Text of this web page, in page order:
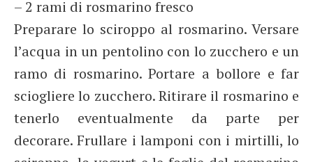
– 2 rami di rosmarino fresco
Preparare lo sciroppo al rosmarino. Versare
l’acqua in un pentolino con lo zucchero e un
ramo di rosmarino. Portare a bollore e far
sciogliere lo zucchero. Ritirare il rosmarino e
tenerlo eventualmente da parte per
decorare. Frullare i lamponi con i mirtilli, lo